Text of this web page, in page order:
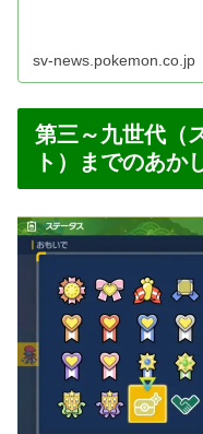
sv-news.pokemon.co.jp
第三～九世代（
ト）までのあか